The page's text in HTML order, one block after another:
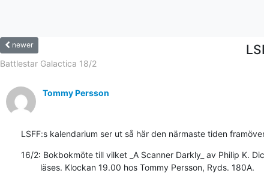
newer
Battlestar Galactica 18/2
Tommy Persson
LSFF:s kalendarium ser ut så här den närmaste tiden
16/2: Bokbokmöte till vilket _A Scanner Darkly_ av Philip K.
        läses. Klockan 19.00 hos Tommy Persson, Ryds. 180A.